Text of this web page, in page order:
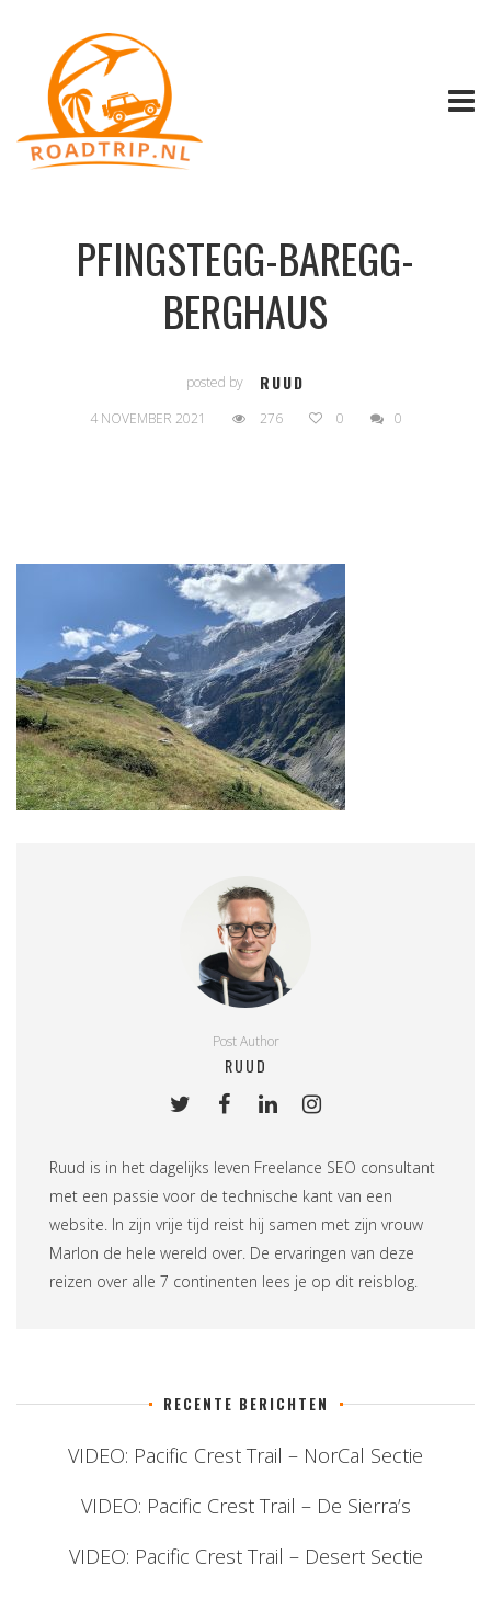
PFINGSTEGG-BAREGG-
BERGHAUS
posted by RUUD
4 NOVEMBER 2021 276 0 0
Post Author
RUUD
Ruud is in het dagelijks leven Freelance SEO consultant
met een passie voor de technische kant van een
website. In zijn vrije tijd reist hij samen met zijn vrouw
Marlon de hele wereld over. De ervaringen van deze
reizen over alle 7 continenten lees je op dit reisblog.
RECENTE BERICHTEN
VIDEO: Pacific Crest Trail – NorCal Sectie
VIDEO: Pacific Crest Trail – De Sierra’s
VIDEO: Pacific Crest Trail – Desert Sectie